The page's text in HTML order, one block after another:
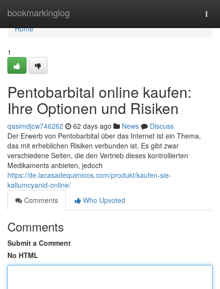
bookmarkinglog
Home
Home
1
Pentobarbital online kaufen:
Ihre Optionen und Risiken
qasimdjcw746262 62 days ago News
Discuss
Der Erwerb von Pentobarbital über das Internet ist ein Thema,
das mit erheblichen Risiken verbunden ist. Es gibt zwar
verschiedene Seiten, die den Vertrieb dieses kontrollierten
Medikaments anbieten, jedoch
https://de.lacasadequimicos.com/produkt/kaufen-sie-
kaliumcyanid-online/
Comments
Who Upvoted
Comments
Submit a Comment
No HTML